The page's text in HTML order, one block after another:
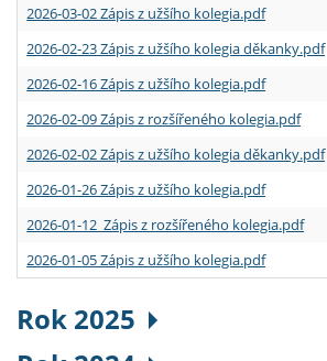
2026-03-02 Zápis z užšího kolegia.pdf
2026-02-23 Zápis z užšího kolegia děkanky.pdf
2026-02-16 Zápis z užšího kolegia.pdf
2026-02-09 Zápis z rozšířeného kolegia.pdf
2026-02-02 Zápis z užšího kolegia děkanky.pdf
2026-01-26 Zápis z užšího kolegia.pdf
2026-01-12 Zápis z rozšířeného kolegia.pdf
2026-01-05 Zápis z užšího kolegia.pdf
Rok 2025